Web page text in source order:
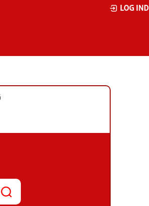
LOG IND